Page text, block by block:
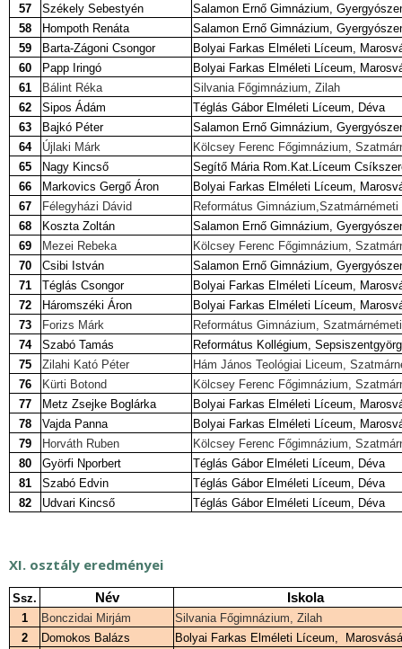
57
Székely Sebestyén
Salamon Ernő Gimnázium,
58
Hompoth Renáta
Salamon Ernő Gimnázium,
59
Barta-Zágoni Csongor
Bolyai Farkas Elméleti Líceum,
60
Papp Iringó
Bolyai Farkas Elméleti Líceum,
61
Bálint Réka
Silvania Főgimnázium, Zilah
62
Sipos Ádám
Téglás Gábor Elméleti Líceum, Déva
63
Bajkó Péter
Salamon Ernő Gimnázium,
64
Újlaki Márk
Kölcsey Ferenc Főgimnázium,
65
Nagy Kincső
Segítő Mária Rom.Kat.Líceum
66
Markovics Gergő Áron
Bolyai Farkas Elméleti Líceum,
67
Félegyházi Dávid
Református Gimnázium,Szatmárnémeti
68
Koszta Zoltán
Salamon Ernő Gimnázium,
69
Mezei Rebeka
Kölcsey Ferenc Főgimnázium,
70
Csibi István
Salamon Ernő Gimnázium,
71
Téglás Csongor
Bolyai Farkas Elméleti Líceum,
72
Háromszéki Áron
Bolyai Farkas Elméleti Líceum,
73
Forizs Márk
Református Gimnázium, Szatmárnémeti
74
Szabó Tamás
Református Kollégium,
75
Zilahi Kató Péter
Hám János Teológiai Liceum,
76
Kürti Botond
Kölcsey Ferenc Főgimnázium,
77
Metz Zsejke Boglárka
Bolyai Farkas Elméleti Líceum,
78
Vajda Panna
Bolyai Farkas Elméleti Líceum,
79
Horváth Ruben
Kölcsey Ferenc Főgimnázium,
80
Györfi Nporbert
Téglás Gábor Elméleti Líceum, Déva
81
Szabó Edvin
Téglás Gábor Elméleti Líceum, Déva
82
Udvari Kincső Téglás Gábor Elméleti Líceum, Déva
XI. osztály eredményei
Ssz. Név Iskola
1 Bonczidai Mirjám
Silvania Főgimnázium, Zilah
2
Domokos Balázs
Bolyai Farkas Elméleti Líceum,